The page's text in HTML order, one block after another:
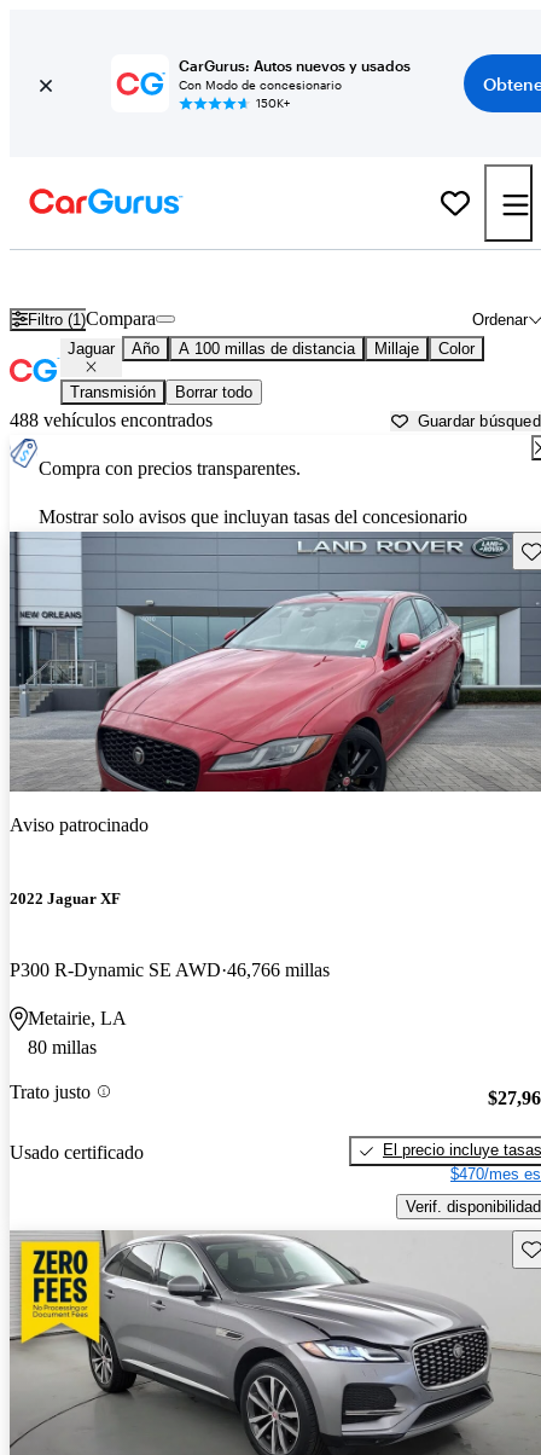
CarGurus: Autos nuevos y usados
Con Modo de concesionario
150K+
Filtro (1) Ordenar
Compara
Jaguar Año A 100 millas de distancia Millaje Color
Transmisión Borrar todo
488 vehículos encontrados Guardar
Compra con precios transparentes.
Mostrar solo avisos que incluyan tasas del concesionario
Aviso patrocinado
2022 Jaguar XF
P300 R-Dynamic SE AWD 46,766 millas
Metairie, LA
80 millas
Trato justo
Usado certificado
El precio incluye tasas
$470/mes
Verif. disponibilidad